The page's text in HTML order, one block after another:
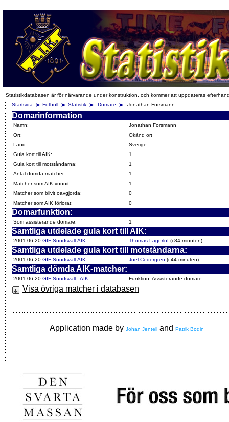
Statistikdatabasen är för närvarande under konstruktion, och kommer att uppdateras
Startsida
Fotboll Statistik Domare Jonathan Forsmann
Domarinformation
Namn:
Jonathan Forsmann
Ort:
Okänd ort
Land:
Sverige
Gula kort till AIK:
1
Gula kort till motståndarna:
1
Antal dömda matcher:
1
Matcher som AIK vunnit:
1
Matcher som blivit oavgjorda:
0
Matcher som AIK förlorat:
0
Domarfunktion:
Som assisterande domare: 1
Samtliga utdelade gula kort till AIK:
2001-06-20 GIF Sundsvall-AIK Thomas Lagerlöf (i 84 minuten)
Samtliga utdelade gula kort till motståndarna:
2001-06-20 GIF Sundsvall-AIK Joel Cedergren (i 44 minuten)
Samtliga dömda AIK-matcher:
2001-06-20 GIF Sundsvall - AIK Funktion: Assisterande domare
Visa övriga matcher i databasen
Application made by Johan Jentell and Patrik Bodin